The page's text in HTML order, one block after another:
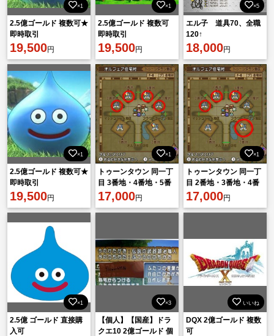
×1
2.5億ゴールド 複数可★
即時取引
19,500円
×1
2.5億ゴールド 複数可
即時取引
19,500円
×5
エル子 道具70、全職
120↑
18,000円
×1
2.5億ゴールド 複数可★
即時取引
19,500円
×1
トゥーンタウン 同一丁
目 3番地・4番地・5番
地・6番地 【オルフェ
ア住宅村／土地】 ドラ
クエ10
17,000円
×1
トゥーンタウン 同一丁
目 2番地・3番地・4番
地・5番地 【オルフェ
ア住宅村／土地】 ドラ
クエ10
17,000円
×1
2.5億 ゴールド 直接購
入可
×3
【個人】【国産】ドラ
クエ10 2億ゴールド 個
いいね
DQX 2億ゴールド 複数
可